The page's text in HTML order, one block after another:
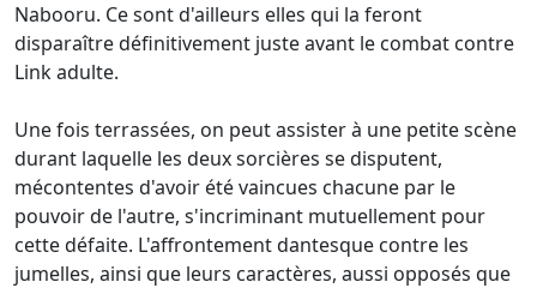
Nabooru. Ce sont d'ailleurs elles qui la feront
disparaître définitivement juste avant le combat contre
Link adulte.
Une fois terrassées, on peut assister à une petite scène
durant laquelle les deux sorcières se disputent,
mécontentes d'avoir été vaincues chacune par le
pouvoir de l'autre, s'incriminant mutuellement pour
cette défaite. L'affrontement dantesque contre les
jumelles, ainsi que leurs caractères, aussi opposés que